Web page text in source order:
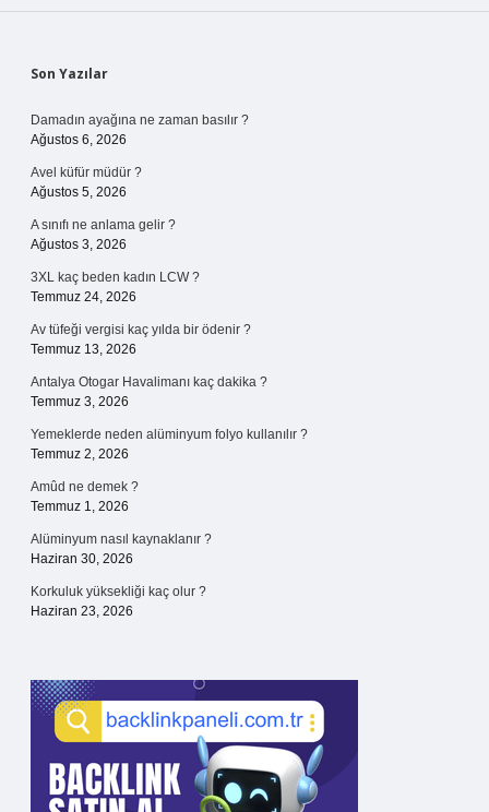
Sidebar
Son Yazılar
Damadın ayağına ne zaman basılır ?
Ağustos 6, 2026
Avel küfür müdür ?
Ağustos 5, 2026
A sınıfı ne anlama gelir ?
Ağustos 3, 2026
3XL kaç beden kadın LCW ?
Temmuz 24, 2026
Av tüfeği vergisi kaç yılda bir ödenir ?
Temmuz 13, 2026
Antalya Otogar Havalimanı kaç dakika ?
Temmuz 3, 2026
Yemeklerde neden alüminyum folyo kullanılır ?
Temmuz 2, 2026
Amûd ne demek ?
Temmuz 1, 2026
Alüminyum nasıl kaynaklanır ?
Haziran 30, 2026
Korkuluk yüksekliği kaç olur ?
Haziran 23, 2026